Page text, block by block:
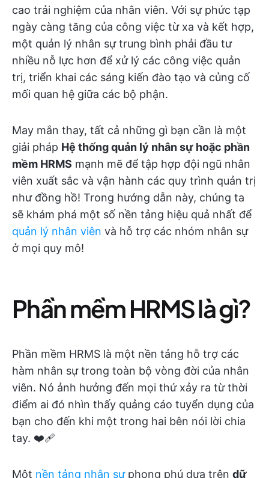
cao trải nghiệm của nhân viên. Với sự phức tạp
ngày càng tăng của công việc từ xa và kết hợp,
một quản lý nhân sự trung bình phải đầu tư
nhiều nỗ lực hơn để xử lý các công việc quản
trị, triển khai các sáng kiến đào tạo và củng cố
mối quan hệ giữa các bộ phận.
May mắn thay, tất cả những gì bạn cần là một
giải pháp Hệ thống quản lý nhân sự hoặc phần
mềm HRMS mạnh mẽ để tập hợp đội ngũ nhân
viên xuất sắc và vận hành các quy trình quản trị
như đồng hồ! Trong hướng dẫn này, chúng ta
sẽ khám phá một số nền tảng hiệu quả nhất để
quản lý nhân viên và hỗ trợ các nhóm nhân sự
ở mọi quy mô!
Phần mềm HRMS là gì?
Phần mềm HRMS là một nền tảng hỗ trợ các
hàm nhân sự trong toàn bộ vòng đời của nhân
viên. Nó ảnh hưởng đến mọi thứ xảy ra từ thời
điểm ai đó nhìn thấy quảng cáo tuyển dụng của
bạn cho đến khi một trong hai bên nói lời chia
tay. ❤️‍🩹
Một nền tảng nhân sựphong phú dựa trên dữ